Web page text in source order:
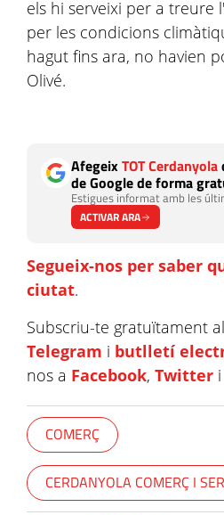
els hi serveixi per a treure
per les condicions
hagut fins ara, no havien
Olivé.
AfegeixTOT Cerdanyola
de Google de forma
Estigues informat amb les
ACTIVAR ARA
Segueix-nos per saber
ciutat.
Subscriu-te gratuïtament al
Telegram i butlletí
nos a Facebook, Twitter i
COMERÇ
CERDANYOLA COMERÇ I